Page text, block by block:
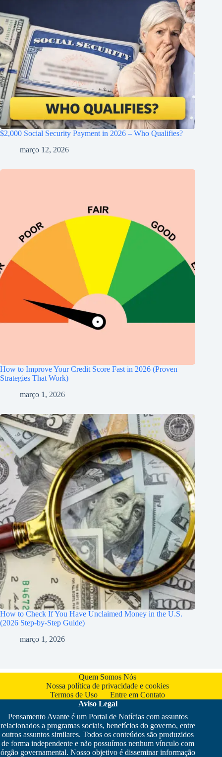
$2,000 Social Security Payment in 2026 – Who Qualifies?
março 12, 2026
How to Improve Your Credit Score Fast in 2026 (Proven
Strategies That Work)
março 1, 2026
How to Check If You Have Unclaimed Money in the U.S.
(2026 Step-by-Step Guide)
março 1, 2026
Quem Somos Nós
Nossa política de privacidade e cookies
Termos de Uso
Entre em Contato
Aviso Legal
Pensamento Avante é um Portal de Notícias com assuntos
relacionados a programas sociais, benefícios do governo, entre
outros assuntos similares. Todos os conteúdos são produzidos
de forma independente e não possuímos nenhum vínculo com
órgão governamental. Nosso objetivo é disseminar informação